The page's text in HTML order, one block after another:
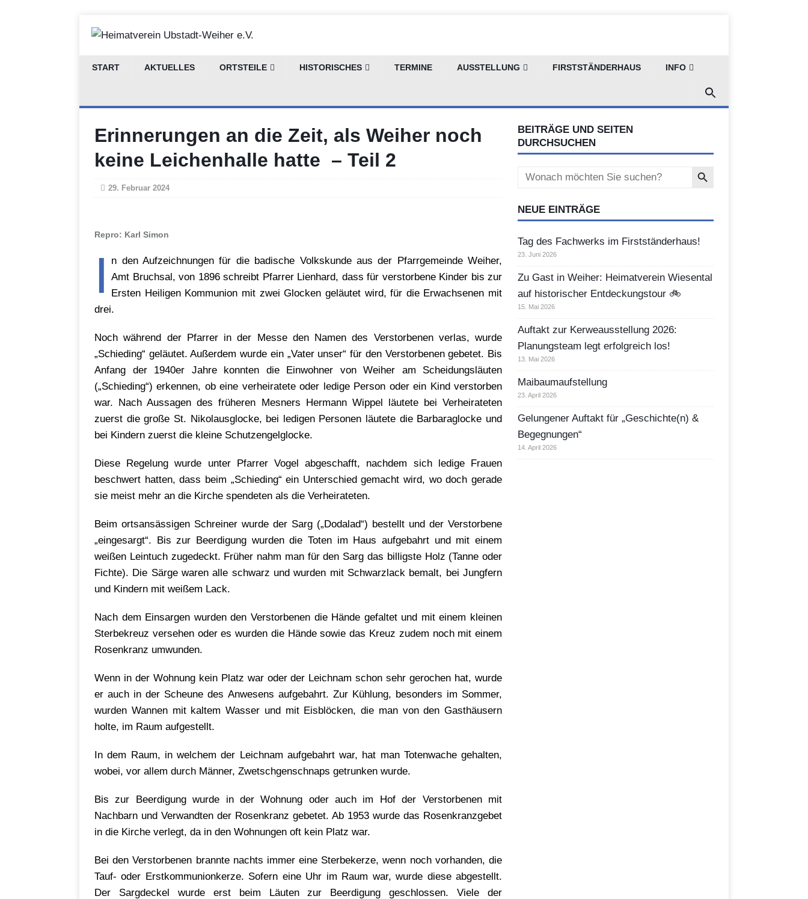
START AKTUELLES ORTSTEILE HISTORISCHES TERMINE AUSSTELLUNG FIRSTSTÄNDERHAUS INFO
Erinnerungen an die Zeit, als Weiher noch
keine Leichenhalle hatte – Teil 2
29. Februar 2024
Repro: Karl Simon
I
n den Aufzeichnungen für die badische Volkskunde aus der Pfarrgemeinde Weiher,
Amt Bruchsal, von 1896 schreibt Pfarrer Lienhard, dass für verstorbene Kinder bis zur
Ersten Heiligen Kommunion mit zwei Glocken geläutet wird, für die Erwachsenen mit
drei.
Noch während der Pfarrer in der Messe den Namen des Verstorbenen verlas, wurde
„Schieding“ geläutet. Außerdem wurde ein „Vater unser“ für den Verstorbenen gebetet. Bis
Anfang der 1940er Jahre konnten die Einwohner von Weiher am Scheidungsläuten
(„Schieding“) erkennen, ob eine verheiratete oder ledige Person oder ein Kind verstorben
war. Nach Aussagen des früheren Mesners Hermann Wippel läutete bei Verheirateten
zuerst die große St. Nikolausglocke, bei ledigen Personen läutete die Barbaraglocke und
bei Kindern zuerst die kleine Schutzengelglocke.
Diese Regelung wurde unter Pfarrer Vogel abgeschafft, nachdem sich ledige Frauen
beschwert hatten, dass beim „Schieding“ ein Unterschied gemacht wird, wo doch gerade
sie meist mehr an die Kirche spendeten als die Verheirateten.
Beim ortsansässigen Schreiner wurde der Sarg („Dodalad“) bestellt und der Verstorbene
„eingesargt“. Bis zur Beerdigung wurden die Toten im Haus aufgebahrt und mit einem
weißen Leintuch zugedeckt. Früher nahm man für den Sarg das billigste Holz (Tanne oder
Fichte). Die Särge waren alle schwarz und wurden mit Schwarzlack bemalt, bei Jungfern
und Kindern mit weißem Lack.
Nach dem Einsargen wurden den Verstorbenen die Hände gefaltet und mit einem kleinen
Sterbekreuz versehen oder es wurden die Hände sowie das Kreuz zudem noch mit einem
Rosenkranz umwunden.
Wenn in der Wohnung kein Platz war oder der Leichnam schon sehr gerochen hat, wurde
er auch in der Scheune des Anwesens aufgebahrt. Zur Kühlung, besonders im Sommer,
wurden Wannen mit kaltem Wasser und mit Eisblöcken, die man von den Gasthäusern
holte, im Raum aufgestellt.
In dem Raum, in welchem der Leichnam aufgebahrt war, hat man Totenwache gehalten,
wobei, vor allem durch Männer, Zwetschgenschnaps getrunken wurde.
Bis zur Beerdigung wurde in der Wohnung oder auch im Hof der Verstorbenen mit
Nachbarn und Verwandten der Rosenkranz gebetet. Ab 1953 wurde das Rosenkranzgebet
in die Kirche verlegt, da in den Wohnungen oft kein Platz war.
Bei den Verstorbenen brannte nachts immer eine Sterbekerze, wenn noch vorhanden, die
Tauf- oder Erstkommunionkerze. Sofern eine Uhr im Raum war, wurde diese abgestellt.
Der Sargdeckel wurde erst beim Läuten zur Beerdigung geschlossen. Viele der
BEITRÄGE UND SEITEN
DURCHSUCHEN
Search
for:
NEUE EINTRÄGE
Tag des Fachwerks im Firstständerhaus!
23. Juni 2026
Zu Gast in Weiher: Heimatverein Wiesental
auf historischer Entdeckungstour 🚲
15. Mai 2026
Auftakt zur Kerweausstellung 2026:
Planungsteam legt erfolgreich los!
13. Mai 2026
Maibaumaufstellung
23. April 2026
Gelungener Auftakt für „Geschichte(n) &
Begegnungen“
14. April 2026